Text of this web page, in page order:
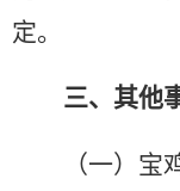
定。
三、其他
（一） 宝